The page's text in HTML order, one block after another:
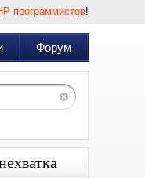
программистов!
Форум